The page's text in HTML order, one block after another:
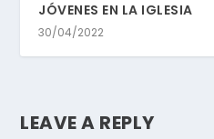
JÓVENES EN LA IGLESIA
30/04/2022
LEAVE A REPLY